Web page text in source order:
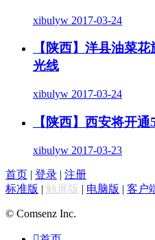
xibulyw 2017-03-24
【陕西】洋县油菜
光线
xibulyw 2017-03-24
【陕西】西安将开
xibulyw 2017-03-23
首页 | 登录 | 注册
标准版 | 触屏版 | 电脑版 | 客户
© Comsenz Inc.